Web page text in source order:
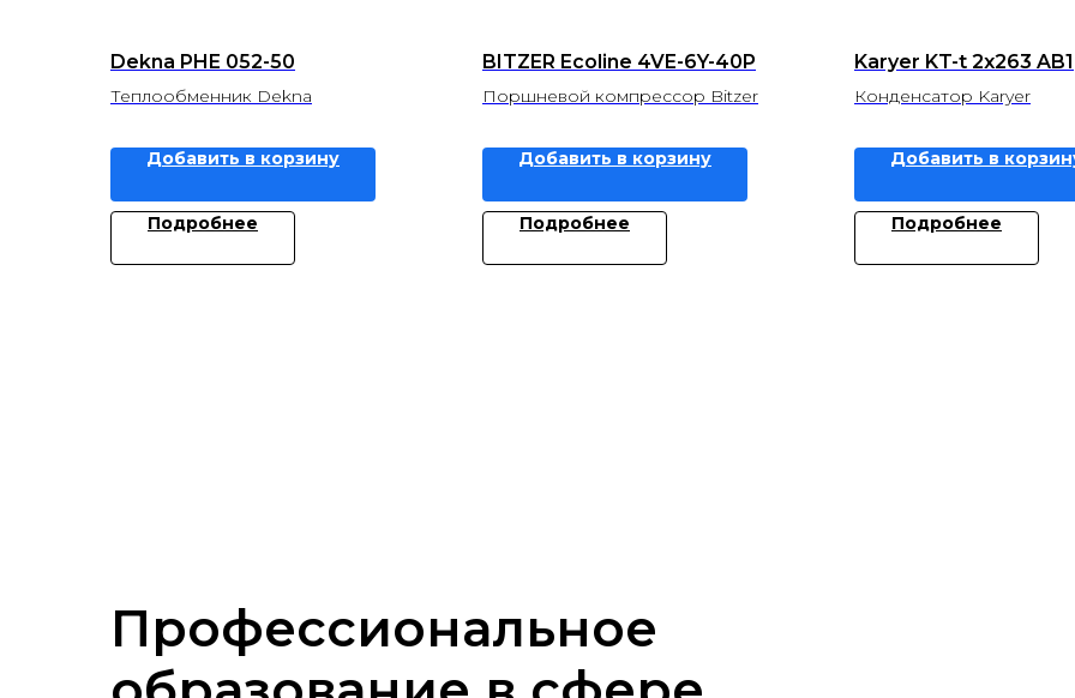
Dekna PHE 052-50
Теплообменник Dekna
Добавить в корзину
Подробнее
BITZER Ecoline 4VE-6Y-40P
Поршневой компрессор Bitzer
Добавить в корзину
Подробнее
Karyer KT-t 2x263 AB1
Конденсатор Karyer
Добавить в
Подробнее
Профессиональное